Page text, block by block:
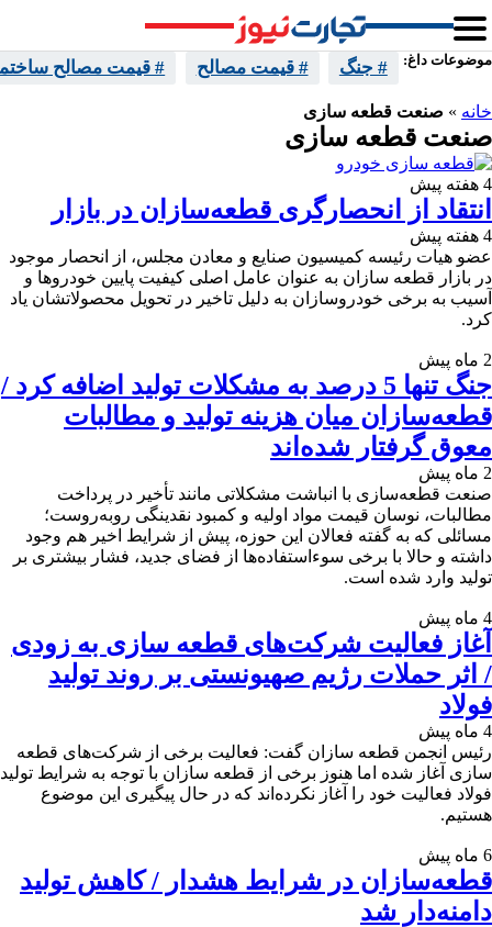
موضوعات داغ: # جنگ # قیمت مصالح # قیمت مصالح
خانه » صنعت قطعه سازی
صنعت قطعه سازی
4 هفته پیش
انتقاد از انحصارگری قطعه‌سازان در بازار
4 هفته پیش
عضو هیات رئیسه کمیسیون صنایع و معادن مجلس، از انحصار موجود
در بازار قطعه سازان به عنوان عامل اصلی کیفیت پایین خودروها و
آسیب به برخی خودروسازان به دلیل تاخیر در تحویل محصولاتشان یاد
کرد.
2 ماه پیش
جنگ تنها 5 درصد به مشکلات تولید اضافه کرد /
قطعه‌سازان میان هزینه تولید و مطالبات
معوق گرفتار شده‌اند
2 ماه پیش
صنعت قطعه‌سازی با انباشت مشکلاتی مانند تأخیر در پرداخت
مطالبات، نوسان قیمت مواد اولیه و کمبود نقدینگی روبه‌روست؛
مسائلی که به گفته فعالان این حوزه، پیش از شرایط اخیر هم وجود
داشته و حالا با برخی سوءاستفاده‌ها از فضای جدید، فشار بیشتری بر
تولید وارد شده است.
4 ماه پیش
آغاز فعالیت شرکت‌های قطعه سازی به زودی
/ اثر حملات رژیم صهیونستی بر روند تولید
فولاد
4 ماه پیش
رئیس انجمن قطعه سازان گفت: فعالیت برخی از شرکت‌های قطعه
سازی آغاز شده اما هنوز برخی از قطعه سازان با توجه به شرایط تولید
فولاد فعالیت خود را آغاز نکرده‌اند که در حال پیگیری این موضوع
هستیم.
6 ماه پیش
قطعه‌سازان در شرایط هشدار / کاهش تولید
دامنه‌دار شد